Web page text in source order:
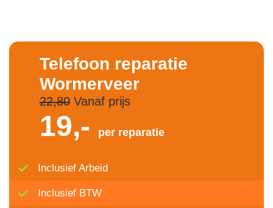
Telefoon reparatie
Wormerveer
22,80Vanaf prijs
19,- per reparatie
Inclusief Arbeid
Inclusief BTW